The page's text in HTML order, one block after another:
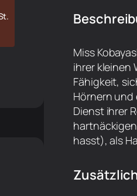
Miss
ihrer kleinen
Fähigkeit,
Hörnern
Dienst ihrer
hasst), als